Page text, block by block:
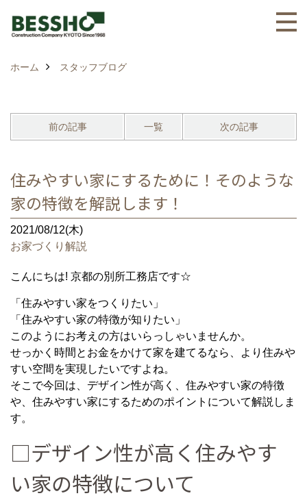
ホーム スタッフブログ
前の記事 一覧 次の記事
住みやすい家にするために！そのような
家の特徴を解説します！
2021/08/12(木)
お家づくり解説
こんにちは! 京都の別所工務店です☆
「住みやすい家をつくりたい」
「住みやすい家の特徴が知りたい」
このようにお考えの方はいらっしゃいませんか。
せっかく時間とお金をかけて家を建てるなら、より住みや
すい空間を実現したいですよね。
そこで今回は、デザイン性が高く、住みやすい家の特徴
や、住みやすい家にするためのポイントについて解説しま
す。
□デザイン性が高く住みやす
い家の特徴について